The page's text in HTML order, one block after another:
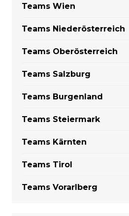
Teams Wien
Teams Niederösterreich
Teams Oberösterreich
Teams Salzburg
Teams Burgenland
Teams Steiermark
Teams Kärnten
Teams Tirol
Teams Vorarlberg